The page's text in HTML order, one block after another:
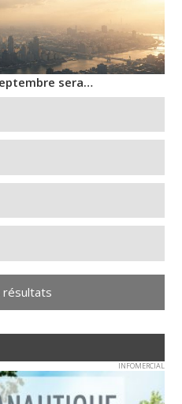
sera…
résultats
INFOMERCIAL